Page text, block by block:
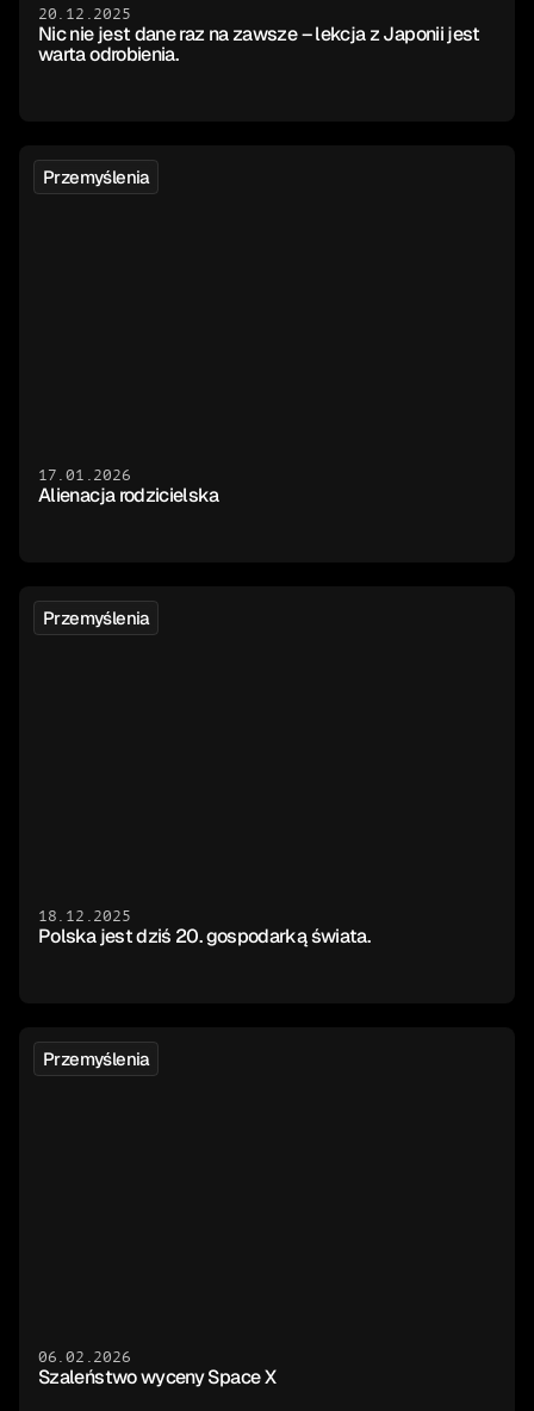
20.12.2025
Nic nie jest dane raz na zawsze – lekcja z Japonii jest
warta odrobienia.
Przemyślenia
17.01.2026
Alienacja rodzicielska
Przemyślenia
18.12.2025
Polska jest dziś 20. gospodarką świata.
Przemyślenia
06.02.2026
Szaleństwo wyceny Space X